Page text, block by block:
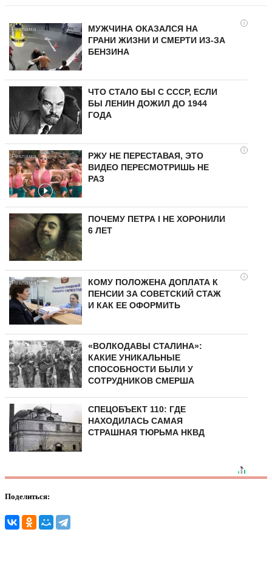
i
МУЖЧИНА ОКАЗАЛСЯ НА
ГРАНИ ЖИЗНИ И СМЕРТИ ИЗ-ЗА
БЕНЗИНА
ЧТО СТАЛО БЫ С СССР, ЕСЛИ
БЫ ЛЕНИН ДОЖИЛ ДО 1944
ГОДА
i
РЖУ НЕ ПЕРЕСТАВАЯ, ЭТО
ВИДЕО ПЕРЕСМОТРИШЬ НЕ
РАЗ
ПОЧЕМУ ПЕТРА I НЕ ХОРОНИЛИ
6 ЛЕТ
i
КОМУ ПОЛОЖЕНА ДОПЛАТА К
ПЕНСИИ ЗА СОВЕТСКИЙ СТАЖ
И КАК ЕЕ ОФОРМИТЬ
«ВОЛКОДАВЫ СТАЛИНА»:
КАКИЕ УНИКАЛЬНЫЕ
СПОСОБНОСТИ БЫЛИ У
СОТРУДНИКОВ СМЕРША
СПЕЦОБЪЕКТ 110: ГДЕ
НАХОДИЛАСЬ САМАЯ
СТРАШНАЯ ТЮРЬМА НКВД
Поделиться: